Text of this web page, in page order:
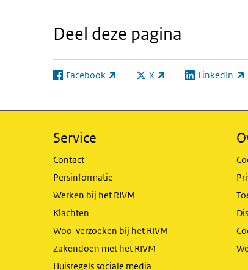
Deel deze pagina
Facebook
(externe link) X
(externe link) LinkedIn
(externe link)
Service
Contact
Persinformatie
Werken bij het RIVM
Klachten
Woo-verzoeken bij het RIVM
Zakendoen met het RIVM
Huisregels sociale media